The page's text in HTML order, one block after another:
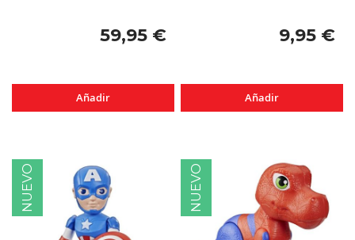
59,95 €
Añadir
9,95 €
Añadir
NUEVO NUEVO